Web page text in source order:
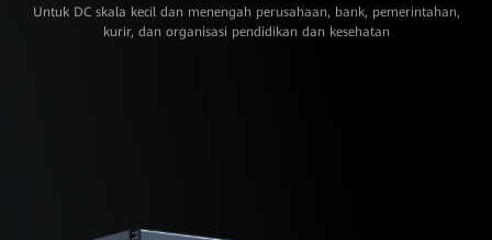
Untuk DC skala kecil dan menengah perusahaan, bank, pemerintahan,
kurir, dan organisasi pendidikan dan kesehatan